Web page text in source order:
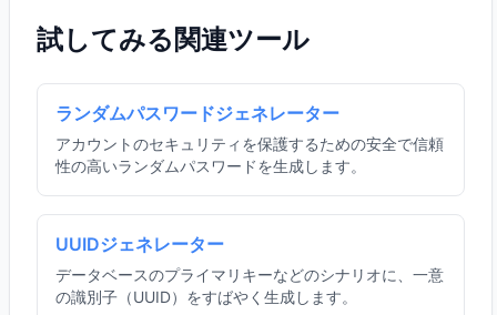
試してみる関連ツール
ランダムパスワードジェネレーター
アカウントのセキュリティを保護するための安全で信頼
性の高いランダムパスワードを生成します。
UUIDジェネレーター
データベースのプライマリキーなどのシナリオに、一意
の識別子（UUID）をすばやく生成します。